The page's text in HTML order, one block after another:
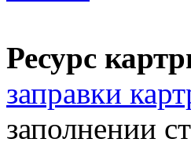
Ресурс
заправки
заполнении